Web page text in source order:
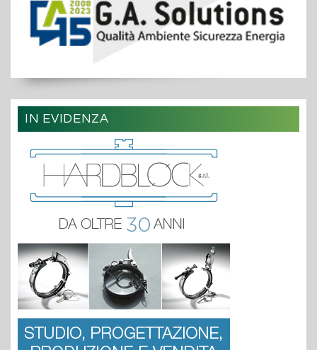
IN EVIDENZA